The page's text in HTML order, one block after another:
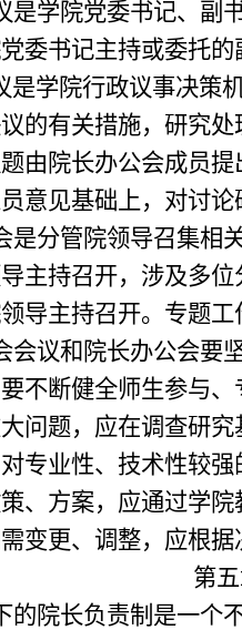
是学院党委书记、副
委书记主持或委托
是学院行政议事决策
的有关措施，研究
由院长办公会成员
意见基础上，对讨
是分管院领导召集相
主持召开，涉及多
导主持召开。专题
会议和院长办公会要
不断健全师生参与
问题，应在调查研
专业性、技术性较
、方案，应通过学
变更、调整，应根
第
的院长负责制是一个